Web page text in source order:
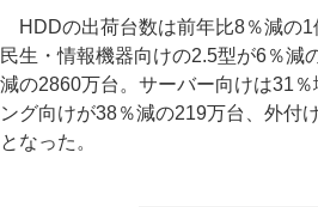
HDDの出荷台数は前年比8％減の1
民生・情報機器向けの2.5型が6％減
減の2860万台。サーバー向けは31
ング向けが38％減の219万台、外付
となった。